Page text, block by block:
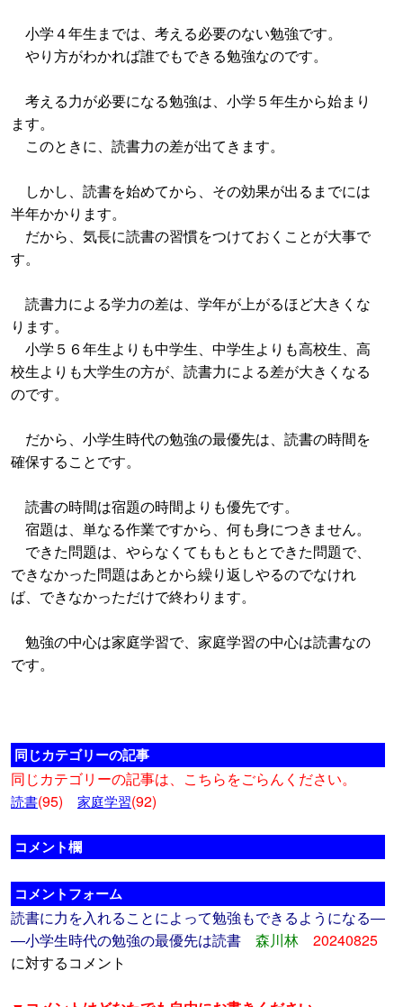
小学４年生までは、考える必要のない勉強です。
やり方がわかれば誰でもできる勉強なのです。
考える力が必要になる勉強は、小学５年生から始まり
ます。
このときに、読書力の差が出てきます。
しかし、読書を始めてから、その効果が出るまでには
半年かかります。
だから、気長に読書の習慣をつけておくことが大事で
す。
読書力による学力の差は、学年が上がるほど大きくな
ります。
小学５６年生よりも中学生、中学生よりも高校生、高
校生よりも大学生の方が、読書力による差が大きくなる
のです。
だから、小学生時代の勉強の最優先は、読書の時間を
確保することです。
読書の時間は宿題の時間よりも優先です。
宿題は、単なる作業ですから、何も身につきません。
できた問題は、やらなくてももともとできた問題で、
できなかった問題はあとから繰り返しやるのでなけれ
ば、できなかっただけで終わります。
勉強の中心は家庭学習で、家庭学習の中心は読書なの
です。
同じカテゴリーの記事
同じカテゴリーの記事は、こちらをごらんください。
読書(95) 家庭学習(92)
コメント欄
コメントフォーム
読書に力を入れることによって勉強もできるようになる―
―小学生時代の勉強の最優先は読書
森川林
20240825
に対するコメント